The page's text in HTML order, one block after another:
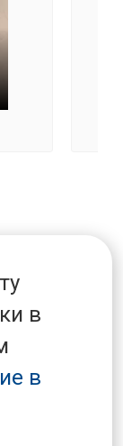
в
в